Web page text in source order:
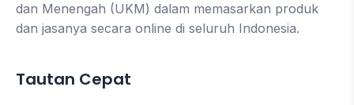
dan Menengah (UKM) dalam memasarkan produk
dan jasanya secara online di seluruh Indonesia.
Tautan Cepat